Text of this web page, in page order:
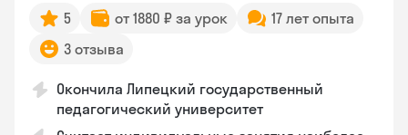
5 от 1880 ₽ за урок
17 лет опыта
3 отзыва
Окончила Липецкий государственный
педагогический университет